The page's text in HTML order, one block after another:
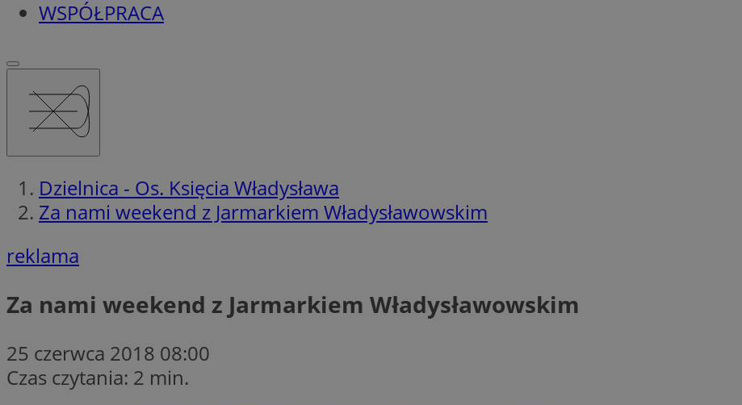
WSPÓŁPRACA
Dzielnica - Os. Księcia Władysława
Za nami weekend z Jarmarkiem Władysławowskim
reklama
Za nami weekend z Jarmarkiem Władysławowskim
25 czerwca 2018 08:00
Czas czytania: 2 min.